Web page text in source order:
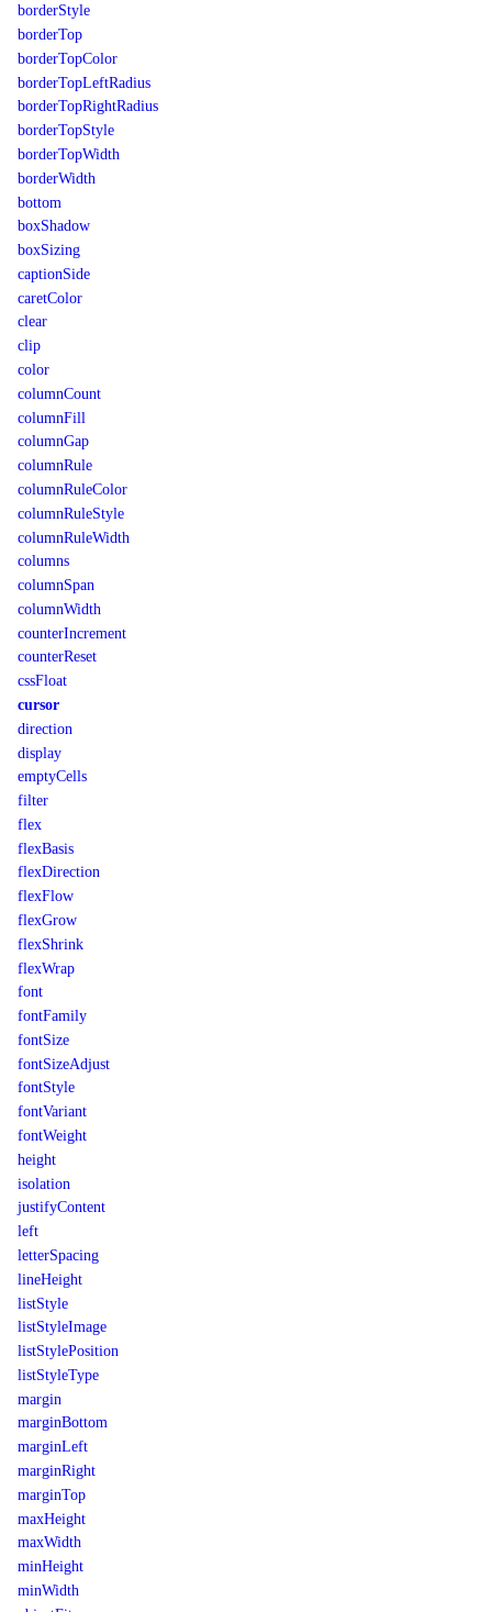
borderStyle
borderTop
borderTopColor
borderTopLeftRadius
borderTopRightRadius
borderTopStyle
borderTopWidth
borderWidth
bottom
boxShadow
boxSizing
captionSide
caretColor
clear
clip
color
columnCount
columnFill
columnGap
columnRule
columnRuleColor
columnRuleStyle
columnRuleWidth
columns
columnSpan
columnWidth
counterIncrement
counterReset
cssFloat
cursor
direction
display
emptyCells
filter
flex
flexBasis
flexDirection
flexFlow
flexGrow
flexShrink
flexWrap
font
fontFamily
fontSize
fontSizeAdjust
fontStyle
fontVariant
fontWeight
height
isolation
justifyContent
left
letterSpacing
lineHeight
listStyle
listStyleImage
listStylePosition
listStyleType
margin
marginBottom
marginLeft
marginRight
marginTop
maxHeight
maxWidth
minHeight
minWidth